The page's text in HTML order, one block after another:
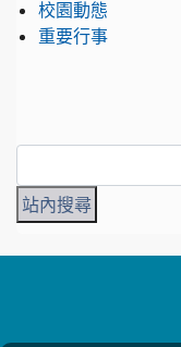
校園動態
重要行事